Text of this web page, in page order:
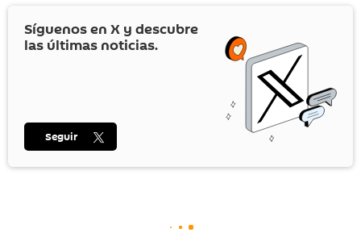
Síguenos en X y descubre
las últimas noticias.
Seguir